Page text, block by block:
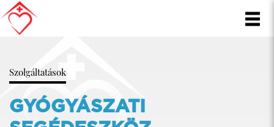
Szolgáltatások
GYÓGYÁSZATI